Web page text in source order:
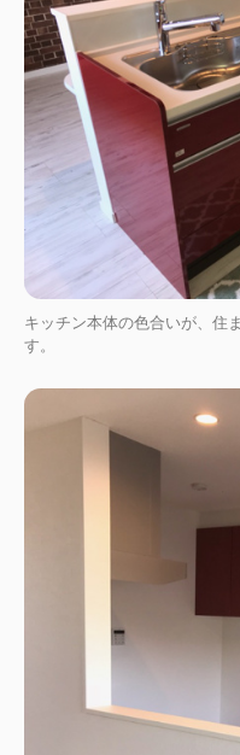
キッチン本体の色合いが、住
す。